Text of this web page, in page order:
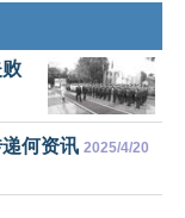
何资讯 2025/4/20